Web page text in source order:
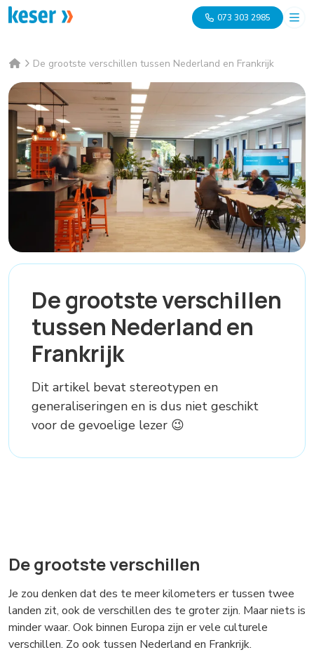
073 303 2985
De grootste verschillen tussen Nederland en Frankrijk
De grootste verschillen
tussen Nederland en
Frankrijk
Dit artikel bevat stereotypen en
generaliseringen en is dus niet geschikt
voor de gevoelige lezer 😉
De grootste verschillen
Je zou denken dat des te meer kilometers er tussen twee
landen zit, ook de verschillen des te groter zijn. Maar niets is
minder waar. Ook binnen Europa zijn er vele culturele
verschillen. Zo ook tussen Nederland en Frankrijk.